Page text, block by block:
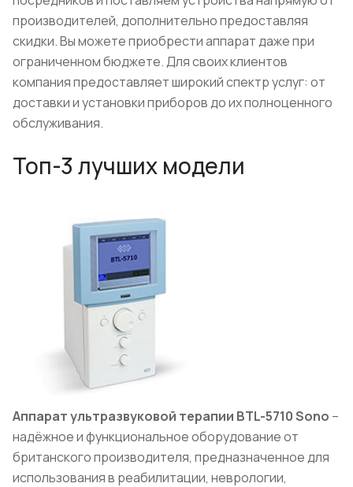
производителей, дополнительно предоставляя
скидки. Вы можете приобрести аппарат даже при
ограниченном бюджете. Для своих клиентов
компания предоставляет широкий спектр услуг: от
доставки и установки приборов до их полноценного
обслуживания.
Топ-3 лучших модели
Аппарат ультразвуковой терапии BTL-5710Sono –
надёжное и функциональное оборудование от
британского производителя, предназначенное для
использования в реабилитации, неврологии,